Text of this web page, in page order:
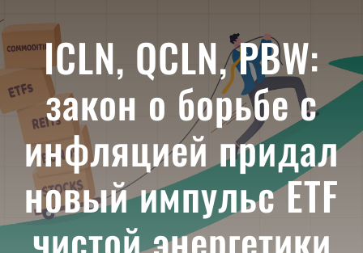
ЧТО ТАКОЕ ETF
ИНВЕСТИЦИИ В ETF
ТЕМАТИЧЕСКИЕ ETF
АКТУАЛЬНЫЕ
ICLN, QCLN, PBW:
закон о борьбе с
инфляцией придал
новый импульс ETF